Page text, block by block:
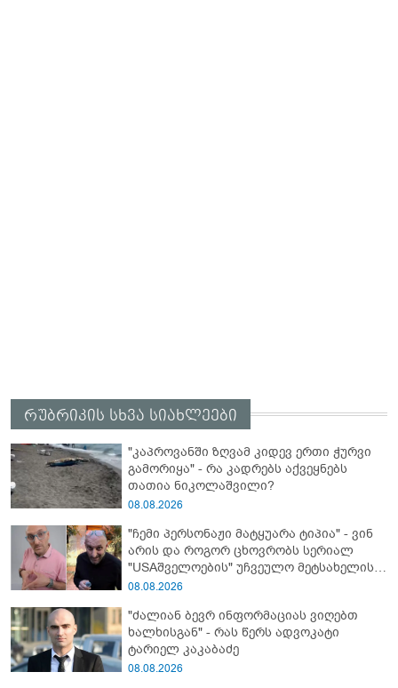
რუბრიკის სხვა სიახლეები
"კაპროვანში ზღვამ კიდევ ერთი ჭურვი
გამორიყა" - რა კადრებს აქვეყნებს
თათია ნიკოლაშვილი?
08.08.2026
"ჩემი პერსონაჟი მატყუარა ტიპია" - ვინ
არის და როგორ ცხოვრობს სერიალ
"USAშველოების" უჩვეულო მეტსახელის
მქონე პოპულარული გმირი რეალურ
08.08.2026
"ძალიან ბევრ ინფორმაციას ვიღებთ
ხალხისგან" - რას წერს ადვოკატი
ტარიელ კაკაბაძე
08.08.2026